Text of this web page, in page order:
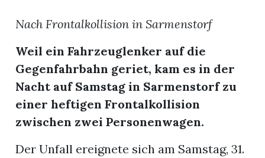
Nach Frontalkollision in Sarmenstorf
Weil ein Fahrzeuglenker auf die
Gegenfahrbahn geriet, kam es in der
Nacht auf Samstag in Sarmenstorf zu
einer heftigen Frontalkollision
zwischen zwei Personenwagen.
Der Unfall ereignete sich am Samstag, 31.